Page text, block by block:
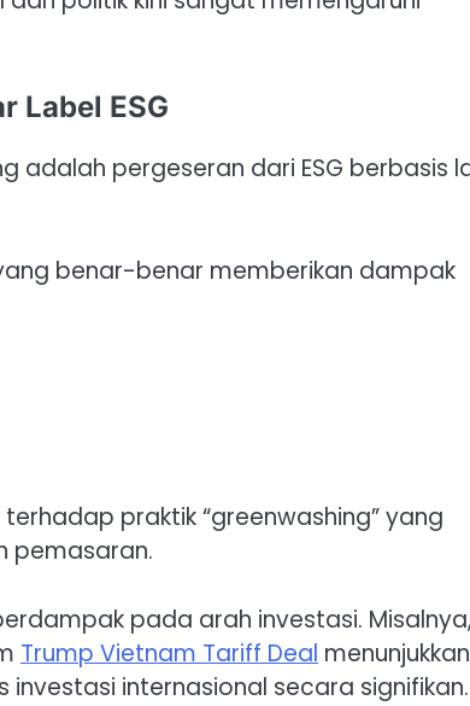
Label ESG
pergeseran dari ESG berbasis
benar-benar memberikan dampak
praktik “greenwashing” yang
pemasaran.
pada arah investasi.
Trump Vietnam Tariff Deal menunjukkan
internasional secara signifikan.